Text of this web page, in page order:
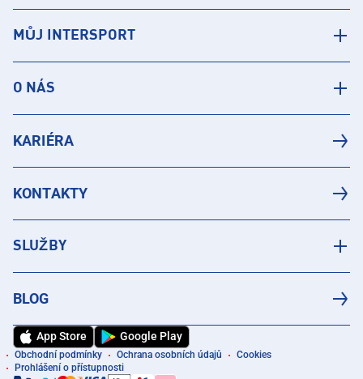
MŮJ INTERSPORT
O NÁS
KARIÉRA
KONTAKTY
SLUŽBY
BLOG
App Store Google Play
Obchodní podmínky Ochrana osobních údajů
Cookies
Prohlášení o přístupnosti